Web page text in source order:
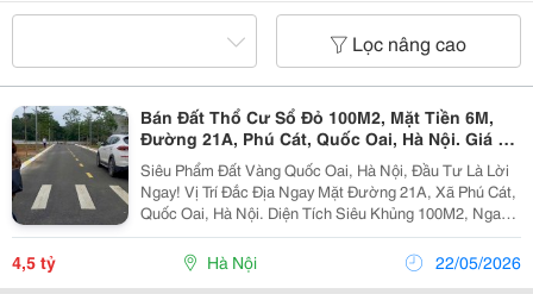
Lọc nâng cao
Bán Đất Thổ Cư Sổ Đỏ 100M2, Mặt Tiền 6M,
Đường 21A, Phú Cát, Quốc Oai, Hà Nội. Giá 4.5
Tỷ. Lh:
Siêu Phẩm Đất Vàng Quốc Oai, Hà Nội, Đầu Tư Là Lời
Ngay! Vị Trí Đắc Địa Ngay Mặt Đường 21A, Xã Phú Cát,
Quốc Oai, Hà Nội. Diện Tích Siêu Khủng 100M2, Ngang
6M, Dài 18M. Đất Thổ Cư, Pháp Lý Sổ Đỏ Rõ Ràng, Sẵn
Sàng Giao Dịch. Đặc Biệt, Đây Là Cơ...
4,5 tỷ Hà Nội 22/05/2026